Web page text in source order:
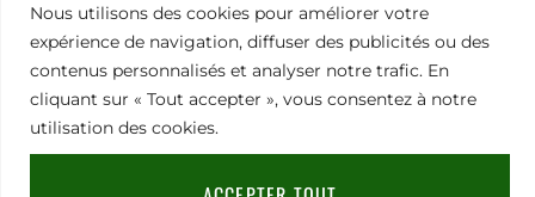
Nous utilisons des cookies pour améliorer votre
expérience de navigation, diffuser des publicités ou des
contenus personnalisés et analyser notre trafic. En
cliquant sur « Tout accepter », vous consentez à notre
utilisation des cookies.